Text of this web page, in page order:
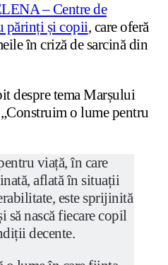
– Centre de
părinți și copii, care oferă
în criză de sarcină din
despre tema Marșului
o lume pentru
viață, în care
aflată în situații
este sprijinită
să nască fiecare copil
decente.